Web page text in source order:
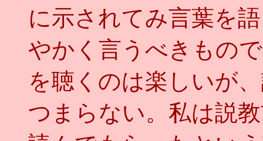
に示されてみ言葉を
やかく言うべきもの
を聴くのは楽しいが
つまらない。私は説